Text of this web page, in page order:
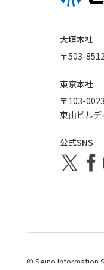
大垣本社
〒503-
東京本社
〒103-
東山ビル
公式SNS
© Seino Information